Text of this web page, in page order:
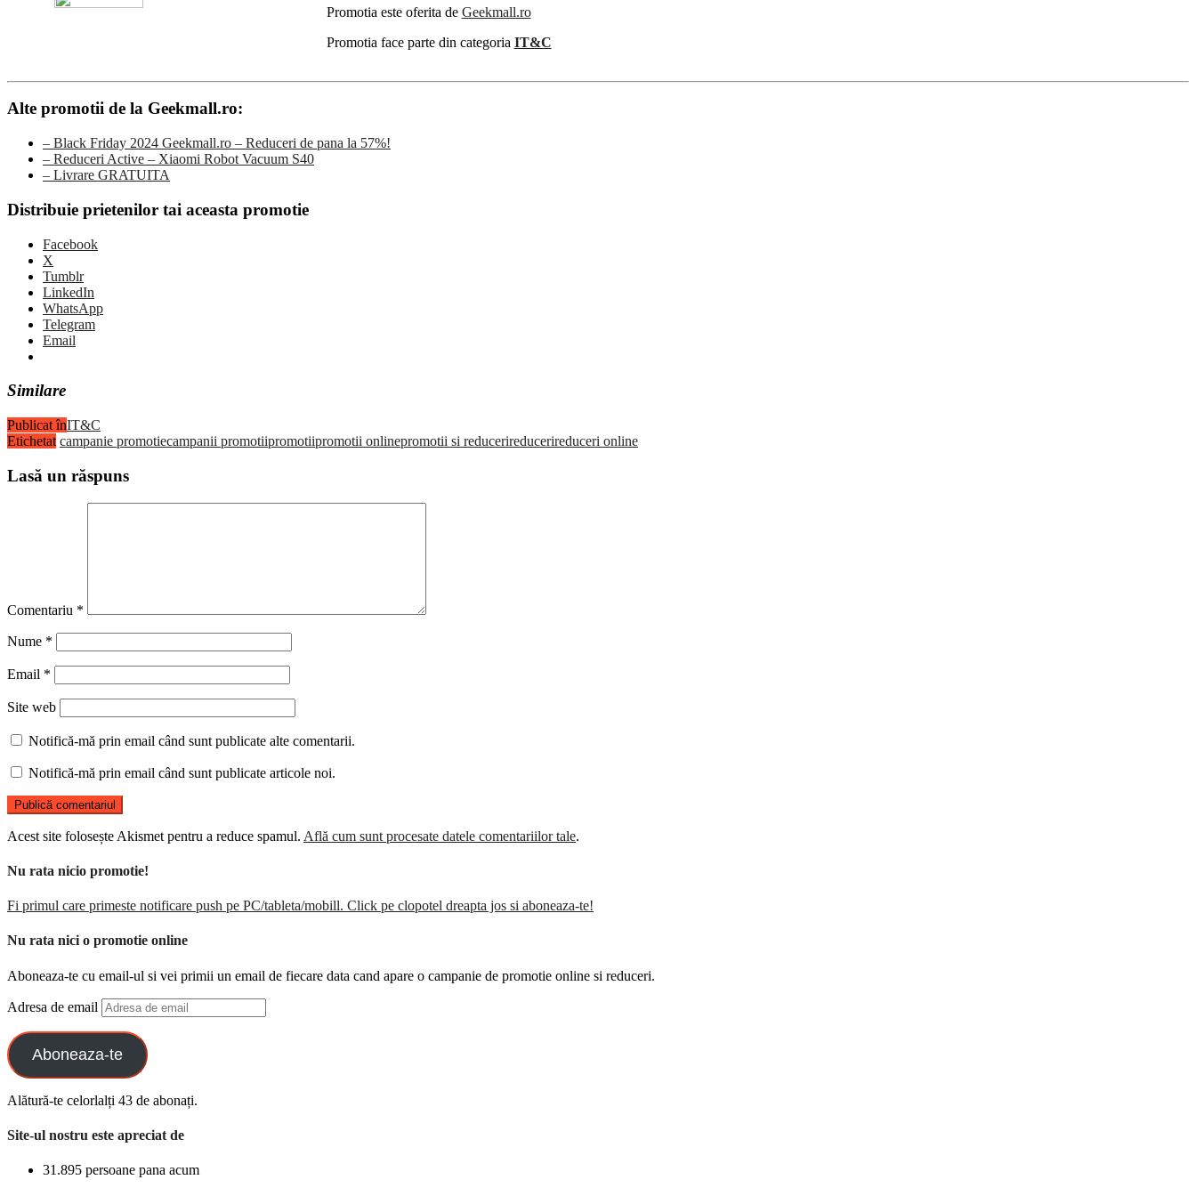
Promotia este oferita de Geekmall.ro
Promotia face parte din categoria IT&C
Alte promotii de la Geekmall.ro:
– Black Friday 2024 Geekmall.ro – Reduceri de pana la 57%!
– Reduceri Active – Xiaomi Robot Vacuum S40
– Livrare GRATUITA
Distribuie prietenilor tai aceasta promotie
Facebook
X
Tumblr
LinkedIn
WhatsApp
Telegram
Email
Similare
Publicat înIT&C
Etichetat campanie promotiecampanii promotiipromotiipromotii onlinepromotii si reducerireducerireduceri online
Lasă un răspuns
Comentariu *
Nume *
Email *
Site web
Notifică-mă prin email când sunt publicate alte comentarii.
Notifică-mă prin email când sunt publicate articole noi.
Acest site folosește Akismet pentru a reduce spamul. Află cum sunt procesate datele comentariilor tale.
Nu rata nicio promotie!
Fi primul care primeste notificare push pe PC/tableta/mobill. Click pe clopotel dreapta jos si aboneaza-te!
Nu rata nici o promotie online
Aboneaza-te cu email-ul si vei primii un email de fiecare data cand apare o campanie de promotie online si reduceri.
Adresa de email
Aboneaza-te
Alătură-te celorlalți 43 de abonați.
Site-ul nostru este apreciat de
31.895 persoane pana acum